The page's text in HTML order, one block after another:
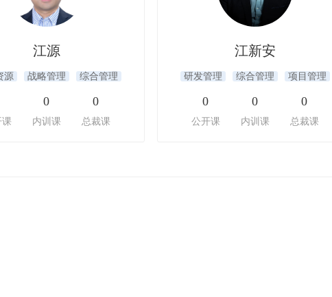
江源
源 战略管理 综合管理
课
0
内训课
0
总裁课
江新安
研发管理 综合管理 项目管理
0
公开课
0
内训课
0
总裁课